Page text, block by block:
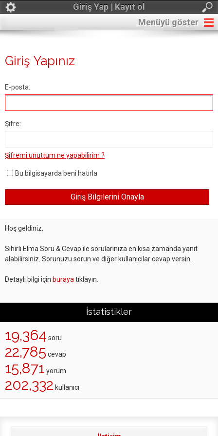
Giriş Yap | Kayıt ol
Menüyü göster
Giriş Yapınız
E-posta:
Şifre:
Şifremi unuttum ne yapabilirim ?
Bu bilgisayarda beni hatırla
Hoş geldiniz,
Sihirli Elma Soru & Cevap ile sorularınıza en kısa zamanda yanıt
alabilirsiniz. Sorunuzu sorun ve diğer kullanıcılar cevap versin.
Detaylı bilgi için buraya tıklayın.
İstatistikler
19,364 soru
22,785 cevap
15,871 yorum
202,332 kullanıcı